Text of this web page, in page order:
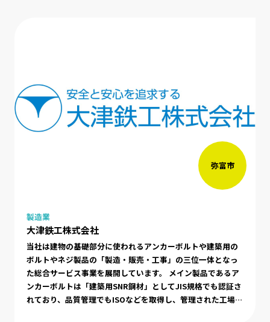
弥富市
製造業
大津鉄工株式会社
当社は建物の基礎部分に使われるアンカーボルトや建築用の
ボルトやネジ製品の「製造・販売・工事」の三位一体となっ
た総合サービス事業を展開しています。 メイン製品であるア
ンカーボルトは「建築用SNR鋼材」としてJIS規格でも認証さ
れており、品質管理でもISOなどを取得し、管理された工場運